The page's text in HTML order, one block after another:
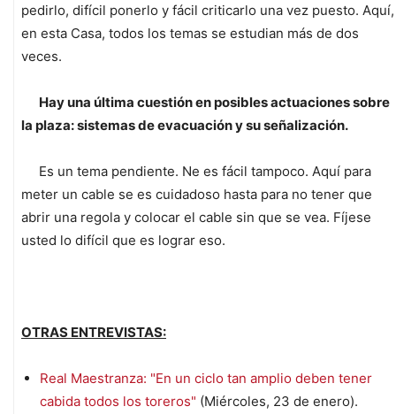
pedirlo, difícil ponerlo y fácil criticarlo una vez puesto. Aquí,
en esta Casa, todos los temas se estudian más de dos
veces.
Hay una última cuestión en posibles actuaciones sobre
la plaza: sistemas de evacuación y su señalización.
Es un tema pendiente. Ne es fácil tampoco. Aquí para
meter un cable se es cuidadoso hasta para no tener que
abrir una regola y colocar el cable sin que se vea. Fíjese
usted lo difícil que es lograr eso.
OTRAS ENTREVISTAS:
Real Maestranza: "En un ciclo tan amplio deben tener
cabida todos los toreros" (Miércoles, 23 de enero).